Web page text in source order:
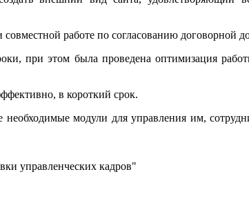
работе по согласованию договорной
при этом была проведена оптимизация
в короткий срок.
необходимые модули для управления им,
управленческих кадров"